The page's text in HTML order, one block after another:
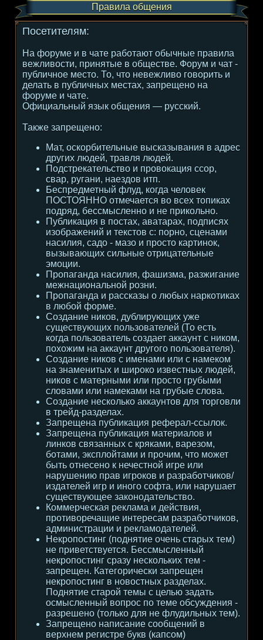
Правила общения
Посетителям:
На форуме и в чате работают обычные правила
вежливости, принятые в обществе. Форум и чат -
публичное место. То, что невежливо говорить и
делать в публичных местах, запрещено на
форуме и чате.
Официальный язык общения — русский.
Также запрещено:
Мат, оскорбительные высказывания в адрес
других людей, травля людей.
Подстрекательство и провокация ссор,
свар, ругани, наездов итп.
Беспредметный флуд, когда человек
ПОСТОЯННО отмечается во всех топиках
подряд, бессмысленно и не прикольно.
Публикация в постах, аватарах, подписях
изображений и текстов с: порно, сценами
насилия, садо - мазо и просто картинок,
вызывающих сильные отрицательные
эмоции.
Пропаганда насилия, фашизма, разжигание
межнациональной розни.
Пропаганда и рассказы о любых наркотиках
в любой форме.
Создание ников, дублирующих уже
существующих пользователей (То есть
когда пользователь создает аккаунт с ником,
похожим на аккаунт другого пользователя).
Создание ников с именами или с намеком
на знаменитых и широко известных людей,
ников с матерными или просто грубыми
словами или намеками на грубые слова.
Создание несколько аккаунтов для торговли
в трейд-разделах.
Запрещена публикация реферал-ссылок.
Запрещена публикация материалов и
линков связанных с кряками, варезом,
ботами, эксплойтами и прочим, что может
быть отнесено к нечестной игре или
нарушению прав игроков и разработчиков/
издателей игр и иного софта, или нарушает
существующее законодательство.
Коммерческая реклама и действия,
противоречащие интересам разработчиков,
администрации и рекламодателей.
Некропостинг (поднятие очень старых тем)
не приветствуется. Бессмысленный
некропостинг сразу нескольких тем -
запрещен. Категорически запрещен
некропостинг в новостных разделах.
Поднятие старой темы с целью задать
осмысленный вопрос по теме обсуждения -
разрешено (только для не флудильных тем).
Запрещено написание сообщений в
верхнем регистре букв (капсом)